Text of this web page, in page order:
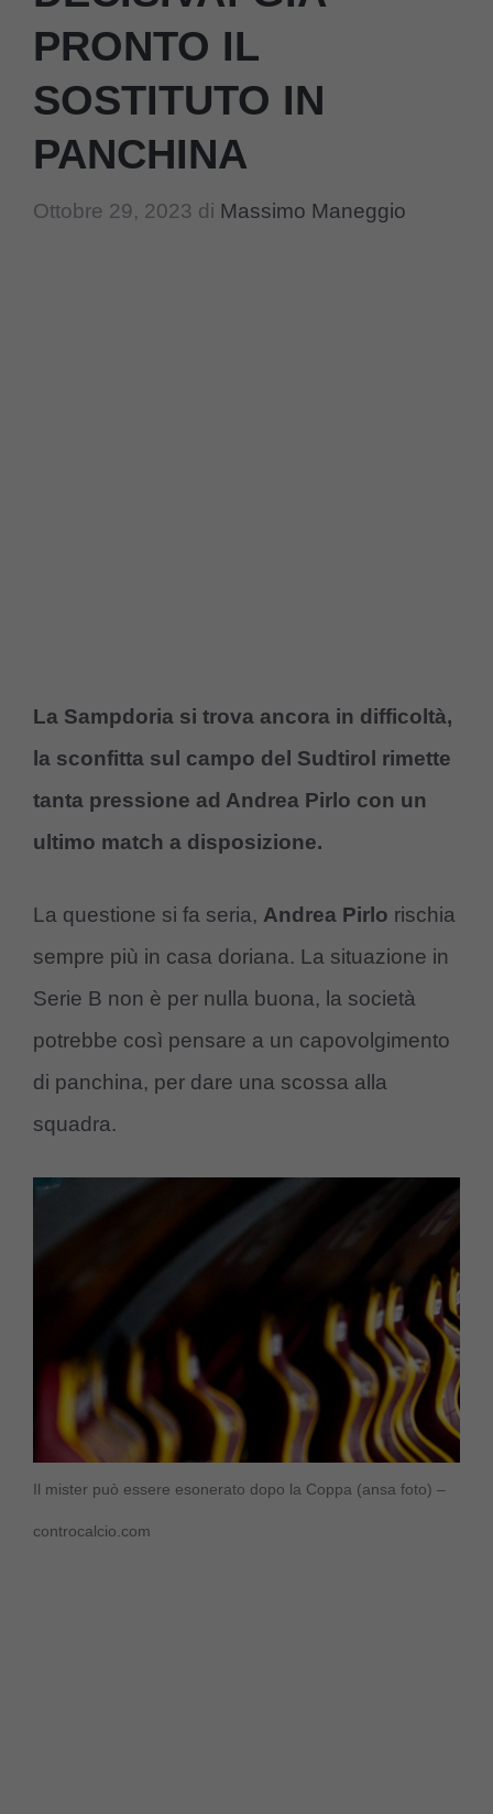
PRONTO IL
SOSTITUTO IN
PANCHINA
Ottobre 29, 2023 di Massimo Maneggio
La Sampdoria si trova ancora in difficoltà,
la sconfitta sul campo del Sudtirol rimette
tanta pressione ad Andrea Pirlo con un
ultimo match a disposizione.
La questione si fa seria, Andrea Pirlo rischia
sempre più in casa doriana. La situazione in
Serie B non è per nulla buona, la società
potrebbe così pensare a un capovolgimento
di panchina, per dare una scossa alla
squadra.
Il mister può essere esonerato dopo la Coppa (ansa foto) –
controcalcio.com